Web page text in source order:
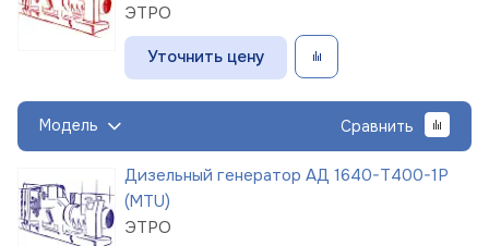
ЭТРО
Уточнить цену
Модель Сравнить
Дизельный генератор АД 1640-Т400-1Р
(MTU)
ЭТРО